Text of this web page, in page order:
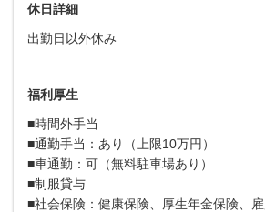
休日詳細
出勤日以外休み
福利厚生
■時間外手当
■通勤手当：あり（上限10万円）
■車通勤：可（無料駐車場あり）
■制服貸与
■社会保険：健康保険、厚生年金保険、